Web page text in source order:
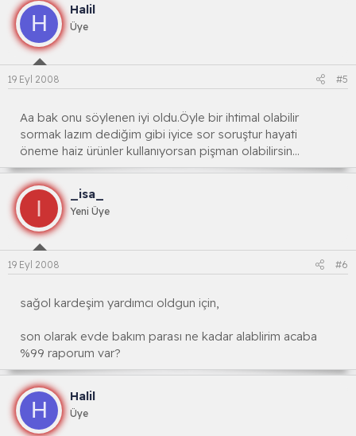
H
Halil
Üye
19 Eyl 2008 #5
Aa bak onu söylenen iyi oldu.Öyle bir ihtimal olabilir
sormak lazım dediğim gibi iyice sor soruştur hayati
öneme haiz ürünler kullanıyorsan pişman olabilirsin...
I
_isa_
Yeni Üye
19 Eyl 2008 #6
sağol kardeşim yardımcı oldgun için,
son olarak evde bakım parası ne kadar alablirim acaba
%99 raporum var?
H
Halil
Üye